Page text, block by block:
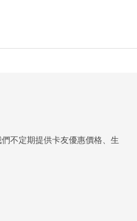
不定期提供卡友優惠價格、生